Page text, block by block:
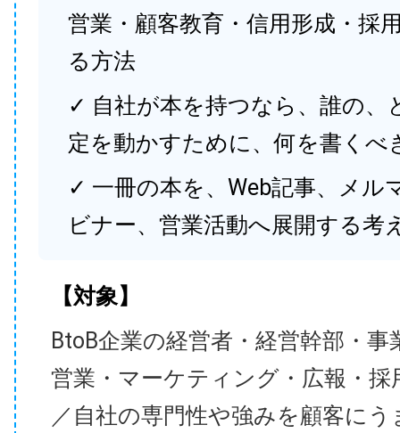
営業・顧客教育・信用形成・採
る方法
✓ 自社が本を持つなら、誰の、
定を動かすために、何を書くべ
✓ 一冊の本を、Web記事、メル
ビナー、営業活動へ展開する考
【対象】
BtoB企業の経営者・経営幹部・事
営業・マーケティング・広報・採
／自社の専門性や強みを顧客に